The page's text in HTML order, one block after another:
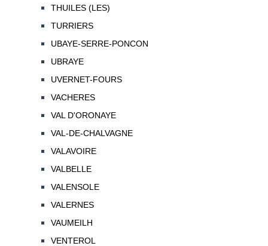
THUILES (LES)
TURRIERS
UBAYE-SERRE-PONCON
UBRAYE
UVERNET-FOURS
VACHERES
VAL D'ORONAYE
VAL-DE-CHALVAGNE
VALAVOIRE
VALBELLE
VALENSOLE
VALERNES
VAUMEILH
VENTEROL